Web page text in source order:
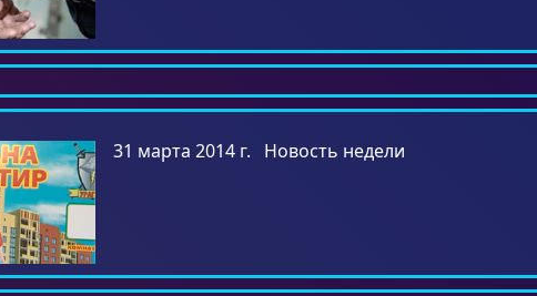
31 марта 2014 г. Новость недели